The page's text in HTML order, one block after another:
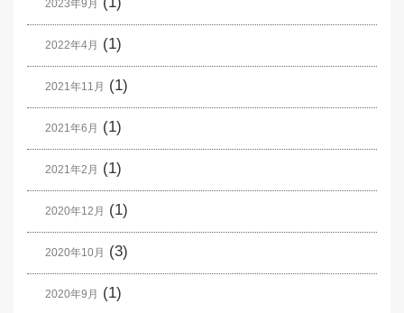
2023年9月
2022年4月 (1)
2021年11月 (1)
2021年6月 (1)
2021年2月 (1)
2020年12月 (1)
2020年10月 (3)
2020年9月 (1)